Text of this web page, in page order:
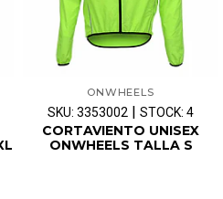
ONWHEELS
SKU: 3353002 | STOCK: 4
CORTAVIENTO UNISEX
ONWHEELS TALLA S